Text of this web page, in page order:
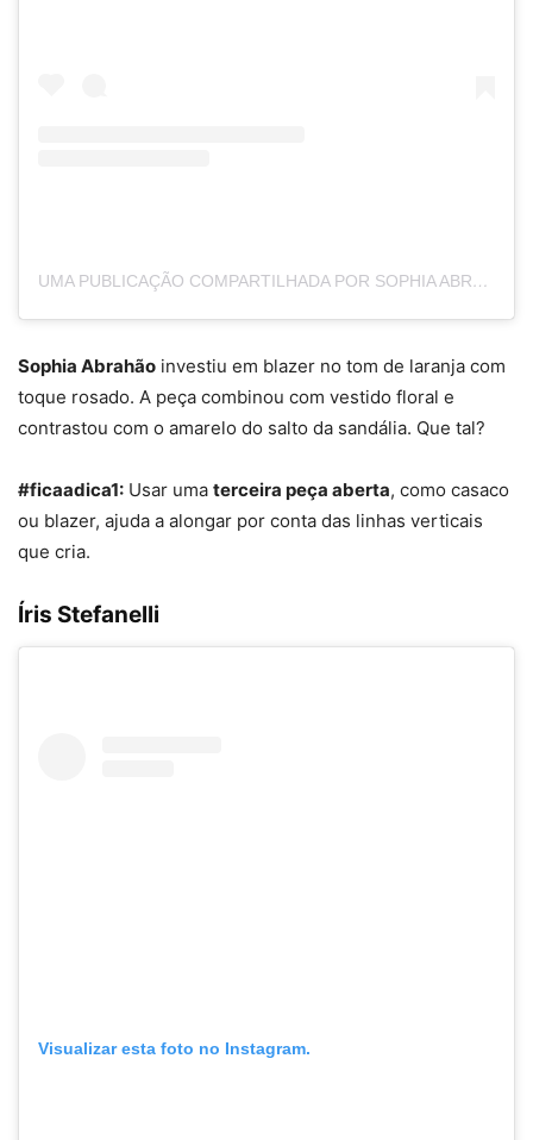
UMA PUBLICAÇÃO COMPARTILHADA POR SOPHIA ABRAHÃO (@SOPHIAABRAHAO)
Sophia Abrahão investiu em blazer no tom de laranja com
toque rosado. A peça combinou com vestido floral e
contrastou com o amarelo do salto da sandália. Que tal?
#ficaadica1: Usar uma terceira peça aberta, como casaco
ou blazer, ajuda a alongar por conta das linhas verticais
que cria.
Íris Stefanelli
Visualizar esta foto no Instagram.